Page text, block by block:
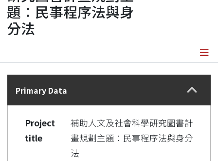
題：民事程序法與身
分法
Details
Primary Data
Project
title
補助人文及社會科學研究圖書計
畫規劃主題：民事程序法與身分
法